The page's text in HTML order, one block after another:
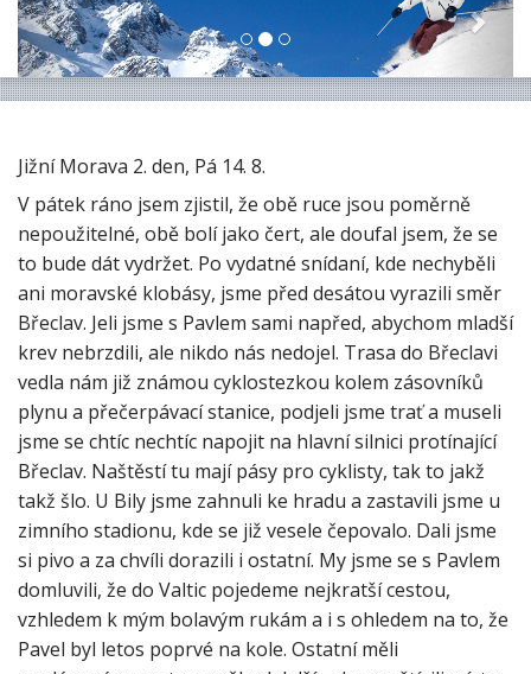
Jižní Morava 2. den, Pá 14. 8.
V pátek ráno jsem zjistil, že obě ruce jsou poměrně
nepoužitelné, obě bolí jako čert, ale doufal jsem, že se
to bude dát vydržet. Po vydatné snídaní, kde nechyběli
ani moravské klobásy, jsme před desátou vyrazili směr
Břeclav. Jeli jsme s Pavlem sami napřed, abychom mladší
krev nebrzdili, ale nikdo nás nedojel. Trasa do Břeclavi
vedla nám již známou cyklostezkou kolem zásovníků
plynu a přečerpávací stanice, podjeli jsme trať a museli
jsme se chtíc nechtíc napojit na hlavní silnici protínající
Břeclav. Naštěstí tu mají pásy pro cyklisty, tak to jakž
takž šlo. U Bily jsme zahnuli ke hradu a zastavili jsme u
zimního stadionu, kde se již vesele čepovalo. Dali jsme
si pivo a za chvíli dorazili i ostatní. My jsme se s Pavlem
domluvili, že do Valtic pojedeme nejkratší cestou,
vzhledem k mým bolavým rukám a i s ohledem na to, že
Pavel byl letos poprvé na kole. Ostatní měli